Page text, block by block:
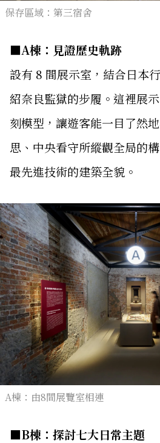
保存區域：第三宿舍
■A棟：見證歷史軌跡
設有 8 間展示室，結合日本
紹奈良監獄的步履。這裡展
刻模型，讓遊客能一目了然
思、中央看守所縱觀全局的
最先進技術的建築全貌。
A棟：由8間展覽室相連
■B棟：探討七大日常主題